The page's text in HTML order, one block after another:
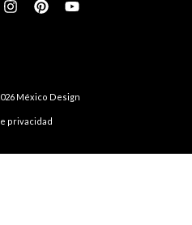
México Design
privacidad